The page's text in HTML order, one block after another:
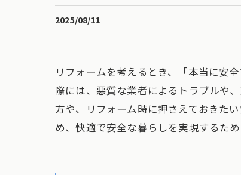
2025/08/11
リフォームを考えるとき、「本当に安
際には、悪質な業者によるトラブルや
方や、リフォーム時に押さえておきた
め、快適で安全な暮らしを実現するた